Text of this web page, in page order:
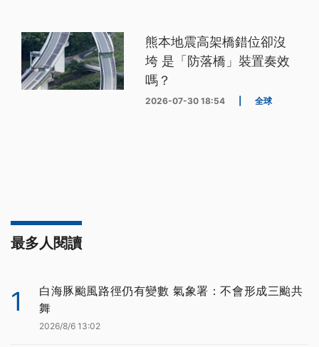
熊本地震高架橋錯位卻沒
垮 是「防落橋」裝置奏效
嗎？
2026-07-30 18:54 全球
最多人閱讀
1
白海豚颱風路徑仍有變數 氣象署：不會形成三颱共
舞
2026/8/6 13:02